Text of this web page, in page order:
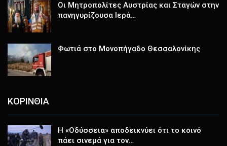
Οι Μητροπολίτες Αυστρίας και Σταγών στην
πανηγυρίζουσα Ιερά…
Φωτιά στο Μονοπήγαδο Θεσσαλονίκης
ΚΟΡΙΝΘΙΑ
Η «Οδύσσεια» αποδεικνύει ότι το κοινό
πάει σινεμά για τον…